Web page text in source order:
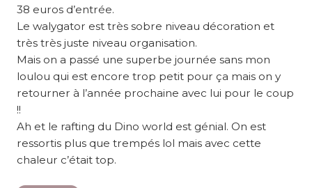
38 euros d’entrée.
Le walygator est très sobre niveau décoration et
très très juste niveau organisation.
Mais on a passé une superbe journée sans mon
loulou qui est encore trop petit pour ça mais on y
retourner à l’année prochaine avec lui pour le coup
!!
Ah et le rafting du Dino world est génial. On est
ressortis plus que trempés lol mais avec cette
chaleur c’était top.